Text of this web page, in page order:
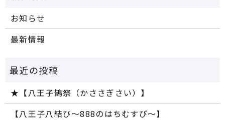
お知らせ
最新情報
★【八王子鵲祭（かささぎさい）】
【八王子八結び～888のはちむすび～】